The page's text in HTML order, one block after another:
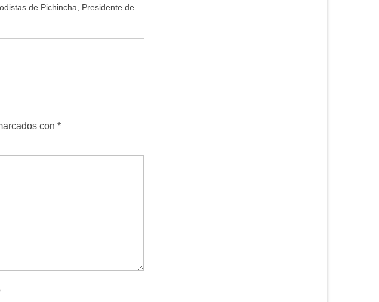
de Pichincha, Presidente de
con *